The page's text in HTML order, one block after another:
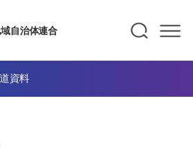
自治体連合
資料